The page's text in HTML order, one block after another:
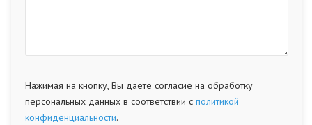
Нажимая на кнопку, Вы даете согласие на обработку
персональных данных в соответствии с политикой
конфиденциальности.